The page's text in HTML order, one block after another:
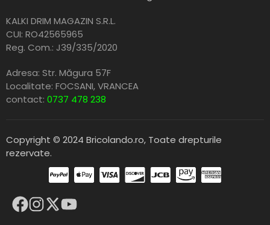
KALKI DRIM MAGAZIN S.R.L.
CUI: RO42565965
Reg. Com.: J39/335/2020
Adresa: Str. Măgura 57F
Localitate: FOCSANI,VRANCEA
contact: 0737 478 238
Copyright © 2024 Bricolando.ro, Toate drepturile
rezervate.